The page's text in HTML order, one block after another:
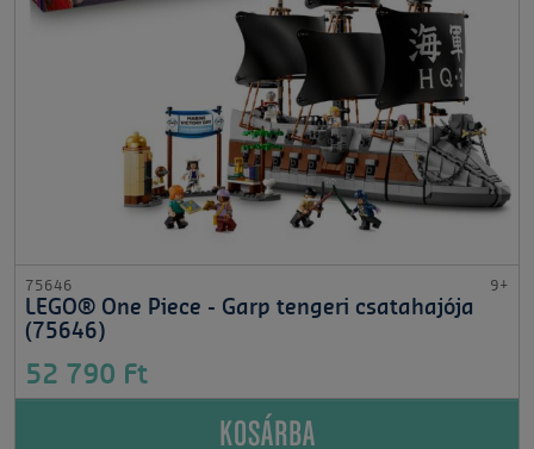
75646 9+
LEGO® One Piece - Garp tengeri csatahajója
(75646)
52 790 Ft
KOSÁRBA